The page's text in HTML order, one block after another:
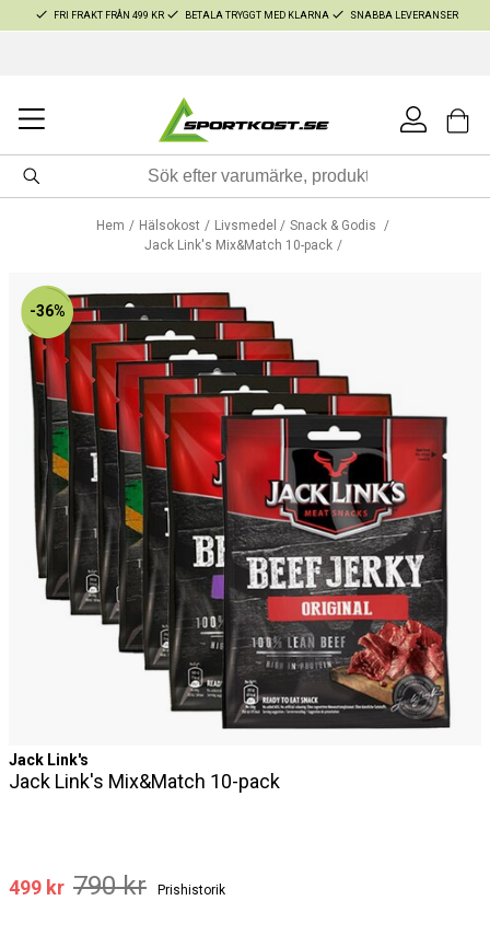
FRI FRAKT FRÅN 499 KR BETALA TRYGGT MED KLARNA SNABBA LEVERANSER
Hem Hälsokost Livsmedel
Snack & Godis
Jack Link's Mix&Match 10-pack
-36%
Jack Link's
Jack Link's Mix&Match 10-pack
499 kr 790 kr Prishistorik